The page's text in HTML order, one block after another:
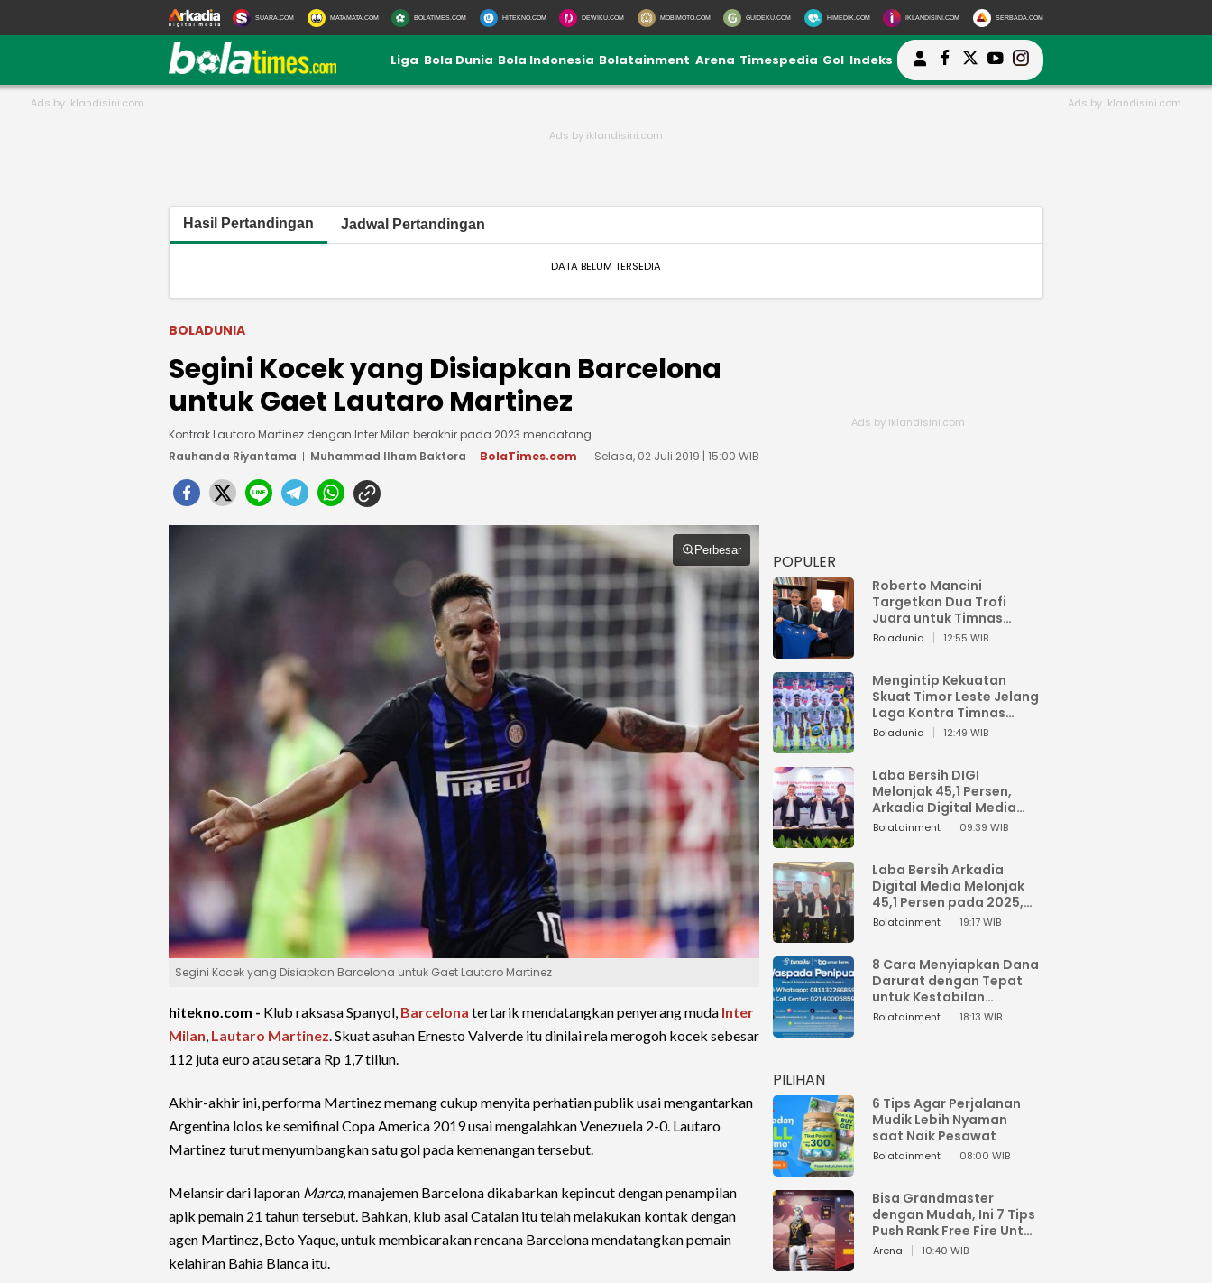
SUARA.COM MATAMATA.COM BOLATIMES.COM HITEKNO.COM DEWIKU.COM MOBIMOTO.COM GUIDEKU.COM HIMEDIK.COM IKLANDISINI.COM SERBADA.COM
Liga Bola Dunia Bola Indonesia Bolatainment Arena Timespedia Gol Indeks
Hasil Pertandingan Jadwal Pertandingan
DATA BELUM TERSEDIA
BOLADUNIA
Segini Kocek yang Disiapkan Barcelona
untuk Gaet Lautaro Martinez
Kontrak Lautaro Martinez dengan Inter Milan berakhir pada 2023 mendatang.
Rauhanda Riyantama
Muhammad Ilham Baktora BolaTimes.com Selasa, 02 Juli 2019 | 15:00 WIB
Perbesar
Segini Kocek yang Disiapkan Barcelona untuk Gaet Lautaro Martinez
hitekno.com - Klub raksasa Spanyol, Barcelona tertarik mendatangkan penyerang muda Inter
Milan, Lautaro Martinez. Skuat asuhan Ernesto Valverde itu dinilai rela merogoh kocek sebesar
112 juta euro atau setara Rp 1,7 tiliun.
Akhir-akhir ini, performa Martinez memang cukup menyita perhatian publik usai mengantarkan
Argentina lolos ke semifinal Copa America 2019 usai mengalahkan Venezuela 2-0. Lautaro
Martinez turut menyumbangkan satu gol pada kemenangan tersebut.
Melansir dari laporan Marca, manajemen Barcelona dikabarkan kepincut dengan penampilan
apik pemain 21 tahun tersebut. Bahkan, klub asal Catalan itu telah melakukan kontak dengan
agen Martinez, Beto Yaque, untuk membicarakan rencana Barcelona mendatangkan pemain
kelahiran Bahia Blanca itu.
POPULER
Roberto Mancini
Targetkan Dua Trofi
Juara untuk Timnas
Italia
Boladunia 12:55 WIB
Mengintip Kekuatan
Skuat Timor Leste Jelang
Laga Kontra Timnas
Indonesia di Piala AFF
Boladunia 12:49 WIB
Laba Bersih DIGI
Melonjak 45,1 Persen,
Arkadia Digital Media
Perkuat Bisnis AI dan
Bolatainment 09:39 WIB
Laba Bersih Arkadia
Digital Media Melonjak
45,1 Persen pada 2025,
Sentuh Rp1,76 Miliar
Bolatainment 19:17 WIB
8 Cara Menyiapkan Dana
Darurat dengan Tepat
untuk Kestabilan
Keuangan
Bolatainment 18:13 WIB
PILIHAN
6 Tips Agar Perjalanan
Mudik Lebih Nyaman
saat Naik Pesawat
Bolatainment 08:00 WIB
Bisa Grandmaster
dengan Mudah, Ini 7 Tips
Push Rank Free Fire Untuk
Pemula
Arena 10:40 WIB